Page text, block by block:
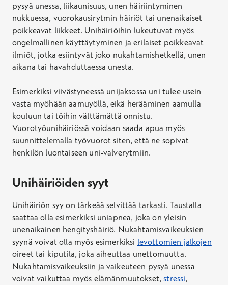
pysyä unessa, liikaunisuus, unen häiriintyminen
nukkuessa, vuorokausirytmin häiriöt tai unenaikaiset
poikkeavat liikkeet. Unihäiriöihin lukeutuvat myös
ongelmallinen käyttäytyminen ja erilaiset poikkeavat
ilmiöt, jotka esiintyvät joko nukahtamishetkellä, unen
aikana tai havahduttaessa unesta.
Esimerkiksi viivästyneessä unijaksossa uni tulee usein
vasta myöhään aamuyöllä, eikä herääminen aamulla
kouluun tai töihin välttämättä onnistu.
Vuorotyöunihäiriössä voidaan saada apua myös
suunnittelemalla työvuorot siten, että ne sopivat
henkilön luontaiseen uni-valverytmiin.
Unihäiriöiden syyt
Unihäiriön syy on tärkeää selvittää tarkasti. Taustalla
saattaa olla esimerkiksi uniapnea, joka on yleisin
unenaikainen hengityshäiriö. Nukahtamisvaikeuksien
syynä voivat olla myös esimerkiksi levottomien jalkojen
oireet tai kiputila, joka aiheuttaa unettomuutta.
Nukahtamisvaikeuksiin ja vaikeuteen pysyä unessa
voivat vaikuttaa myös elämänmuutokset,stressi,